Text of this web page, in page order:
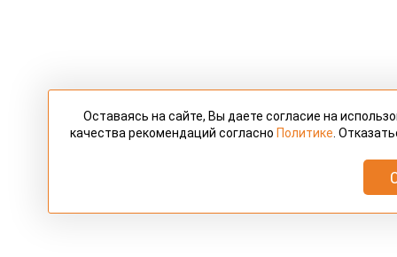
Оставаясь на сайте, Вы даете согласие на
качества рекомендаций согласно Политике .